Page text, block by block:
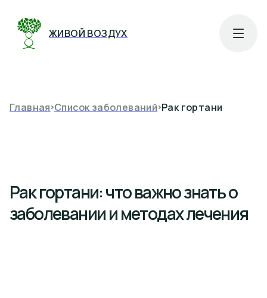
ЖИВОЙ ВОЗДУХ
Главная Список заболеваний Рак гортани
Рак гортани: что важно знать о
заболевании и методах лечения